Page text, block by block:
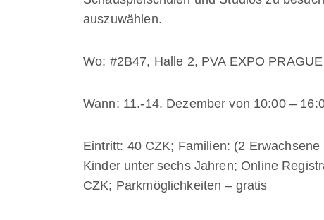
auszuwählen.
Wo: #2B47, Halle 2, PVA EXPO
Wann: 11.-14. Dezember von 10:00 –
Eintritt: 40 CZK; Familien: (2
Kinder unter sechs Jahren; Online
CZK; Parkmöglichkeiten – gratis